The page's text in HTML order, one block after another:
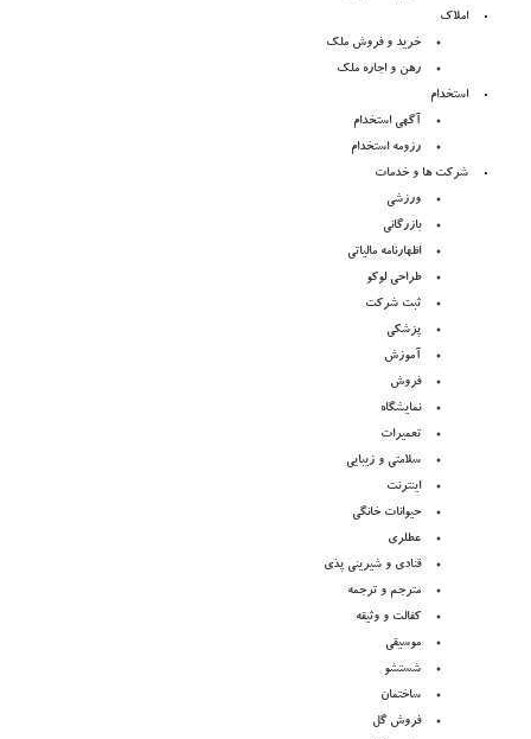
املاک
خرید و فروش ملک
رهن و اجاره ملک
استخدام
آگهی استخدام
رزومه استخدام
شرکت ها و خدمات
ورزشی
بازرگانی
اظهارنامه مالیاتی
طراحی لوکو
ثبت شرکت
پزشکی
آموزش
فروش
نمایشگاه
تعمیرات
سلامتی و زیبایی
اینترنت
حیوانات خانگی
عطلری
قنادی و شیرینی پذی
مترجم و ترجمه
کفالت و وثیقه
موسیقی
شستشو
ساختمان
فروش گل